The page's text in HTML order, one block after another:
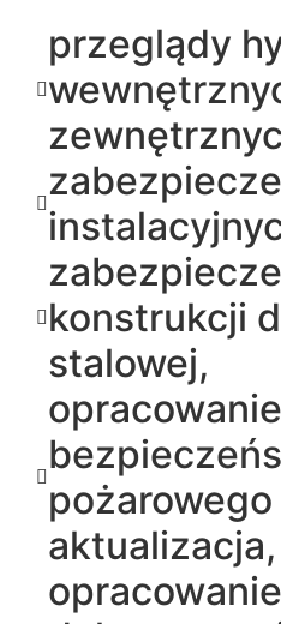
przeglądy
konstrukcji
stalowej,
pożarowego
aktualizacja,
opracowanie